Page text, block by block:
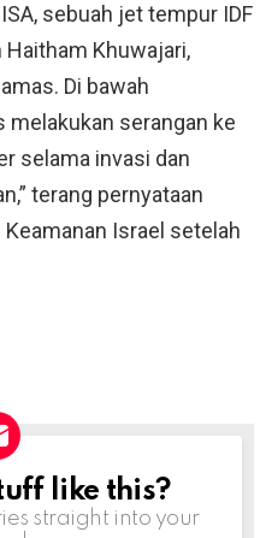
sebuah jet tempur IDF
Khuwajari,
Di bawah
melakukan serangan ke
selama invasi dan
terang pernyataan
Keamanan Israel setelah
like this?
straight into your